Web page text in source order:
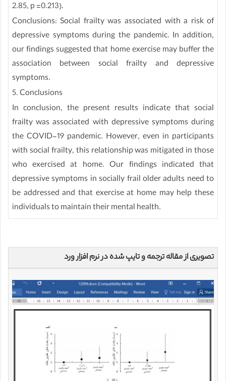
2.85, p =0.213).
Conclusions: Social frailty was associated with a risk of
depressive symptoms during the pandemic. In addition,
our findings suggested that home exercise may buffer the
association between social frailty and depressive
symptoms.
5. Conclusions
In conclusion, the present results indicate that social
frailty was associated with depressive symptoms during
the COVID-19 pandemic. However, even in participants
with social frailty, this relationship was mitigated in those
who exercised at home. Our findings indicated that
depressive symptoms in socially frail older adults need to
be addressed and that exercise at home may help these
individuals to maintain their mental health.
تصویری از مقاله ترجمه و تایپ شده در نرم افزار ورد